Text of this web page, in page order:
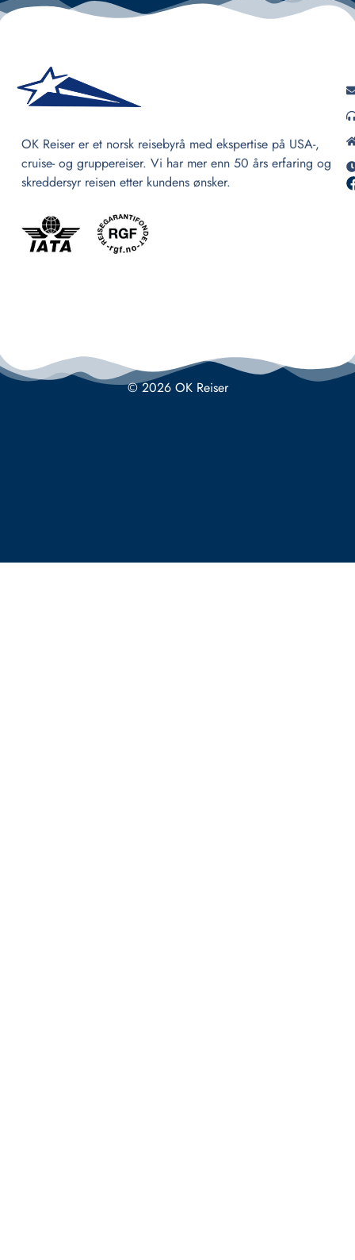
OK Reiser er et norsk reisebyrå med ekspertise på USA-,
cruise- og gruppereiser. Vi har mer enn 50 års erfaring og
skreddersyr reisen etter kundens ønsker.
© 2026 OK Reiser